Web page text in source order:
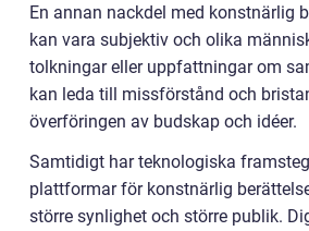
En annan nackdel med konstnärlig
kan vara subjektiv och olika
tolkningar eller uppfattningar om
kan leda till missförstånd och
överföringen av budskap och idéer.
Samtidigt har teknologiska
plattformar för konstnärlig
större synlighet och större publik.